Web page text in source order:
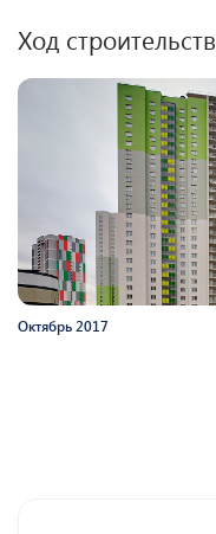
Ход
Октябрь 2017